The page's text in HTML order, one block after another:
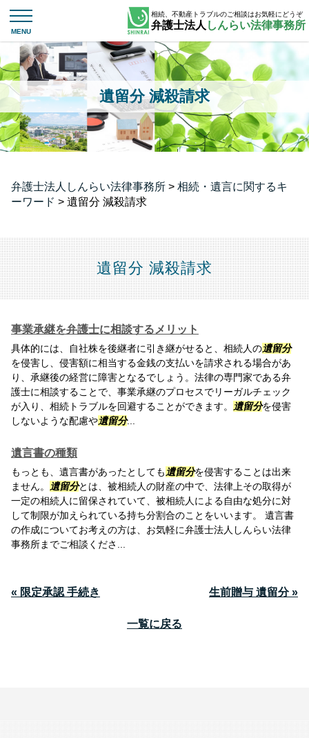
遺留分 減殺請求
相続、不動産トラブルのご相談はお気軽にどうぞ
弁護士法人 しんらい法律事務所
弁護士法人しんらい法律事務所 > 相続・遺言に関するキ
ーワード > 遺留分 減殺請求
遺留分 減殺請求
事業承継を弁護士に相談するメリット
具体的には、自社株を後継者に引き継がせると、相続人の遺留分
を侵害し、侵害額に相当する金銭の支払いを請求される場合があ
り、承継後の経営に障害となるでしょう。法律の専門家である弁
護士に相談することで、事業承継のプロセスでリーガルチェック
が入り、相続トラブルを回避することができます。
遺留分を侵害
しないような配慮や遺留分...
遺言書の種類
もっとも、遺言書があったとしても 遺留分を侵害することは出来
ません。
遺留分とは、被相続人の財産の中で、法律上その取得が
一定の相続人に留保されていて、被相続人による自由な処分に対
して制限が加えられている持ち分割合のことをいいます。 遺言書
の作成についてお考えの方は、お気軽に弁護士法人しんらい法律
事務所までご相談くださ...
« 限定承認 手続き 生前贈与 遺留分 »
一覧に戻る